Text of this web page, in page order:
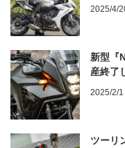
2025/4/
新型『
産終了
2025/2/1
ツーリ